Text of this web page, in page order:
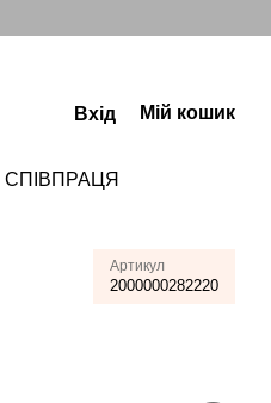
Вхід Мій кошик
СПІВПРАЦЯ
Артикул
2000000282220